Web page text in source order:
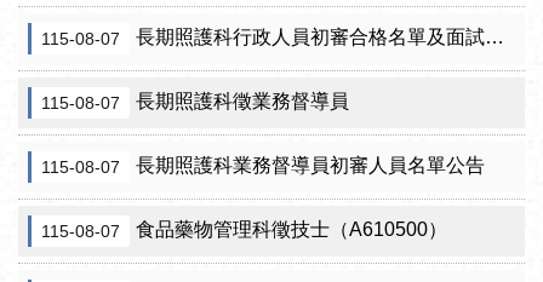
115-08-07 長期照護科行政人員初審合格名單及面試訊息公告
115-08-07 長期照護科徵業務督導員
115-08-07 長期照護科業務督導員初審人員名單公告
115-08-07 食品藥物管理科徵技士（A610500）